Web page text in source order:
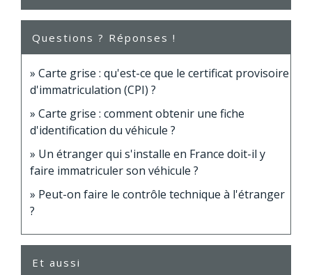
Questions ? Réponses !
Carte grise : qu'est-ce que le certificat provisoire
d'immatriculation (CPI) ?
Carte grise : comment obtenir une fiche
d'identification du véhicule ?
Un étranger qui s'installe en France doit-il y
faire immatriculer son véhicule ?
Peut-on faire le contrôle technique à l'étranger
?
Et aussi